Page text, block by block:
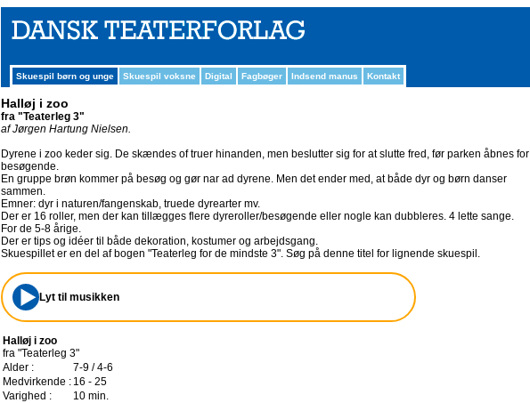
Skuespil børn og unge Skuespil voksne Digital Fagbøger Indsend manus Kontakt
Halløj i zoo
fra "Teaterleg 3"
af Jørgen Hartung Nielsen.
Dyrene i zoo keder sig. De skændes of truer hinanden, men beslutter sig for at slutte fred, før parken åbnes for
besøgende.
En gruppe brøn kommer på besøg og gør nar ad dyrene. Men det ender med, at både dyr og børn danser
sammen.
Emner: dyr i naturen/fangenskab, truede dyrearter mv.
Der er 16 roller, men der kan tillægges flere dyreroller/besøgende eller nogle kan dubbleres. 4 lette sange.
For de 5-8 årige.
Der er tips og idéer til både dekoration, kostumer og arbejdsgang.
Skuespillet er en del af bogen "Teaterleg for de mindste 3". Søg på denne titel for lignende skuespil.
Lyt til musikken
Halløj i zoo
fra "Teaterleg 3"
Alder :
7-9 / 4-6
Medvirkende : 16 - 25
Varighed :
10 min.